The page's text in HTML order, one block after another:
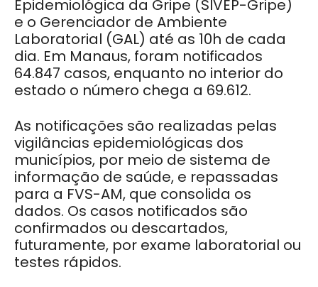
Epidemiológica da Gripe (SIVEP-Gripe)
e o Gerenciador de Ambiente
Laboratorial (GAL) até as 10h de cada
dia. Em Manaus, foram notificados
64.847 casos, enquanto no interior do
estado o número chega a 69.612.
As notificações são realizadas pelas
vigilâncias epidemiológicas dos
municípios, por meio de sistema de
informação de saúde, e repassadas
para a FVS-AM, que consolida os
dados. Os casos notificados são
confirmados ou descartados,
futuramente, por exame laboratorial ou
testes rápidos.